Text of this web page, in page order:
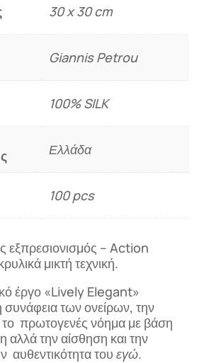
30 x 30 cm
Giannis Petrou
100% SILK
Ελλάδα
100 pcs
εξπρεσιονισμός – Action
μικτή τεχνική.
έργο «Lively Elegant»
συνάφεια των ονείρων, την
το πρωτογενές νόημα με βάση
αλλά την αίσθηση και την
αυθεντικότητα του εγώ.